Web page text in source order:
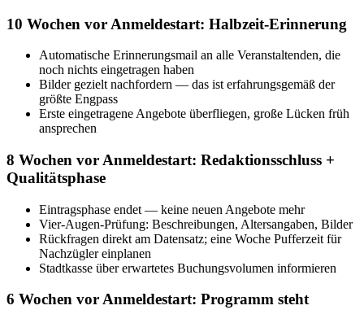
10 Wochen vor Anmeldestart: Halbzeit-Erinnerung
Automatische Erinnerungsmail an alle Veranstaltenden, die
noch nichts eingetragen haben
Bilder gezielt nachfordern — das ist erfahrungsgemäß der
größte Engpass
Erste eingetragene Angebote überfliegen, große Lücken früh
ansprechen
8 Wochen vor Anmeldestart: Redaktionsschluss +
Qualitätsphase
Eintragsphase endet — keine neuen Angebote mehr
Vier-Augen-Prüfung: Beschreibungen, Altersangaben, Bilder
Rückfragen direkt am Datensatz; eine Woche Pufferzeit für
Nachzügler einplanen
Stadtkasse über erwartetes Buchungsvolumen informieren
6 Wochen vor Anmeldestart: Programm steht